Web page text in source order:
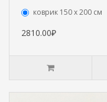
коврик 150 х 200 см
2810.00₽